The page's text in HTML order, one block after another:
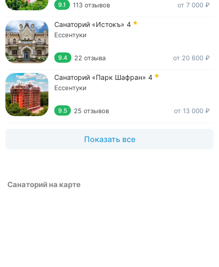
9.1 113 отзывов от 7 000 ₽
Санаторий «Истокъ» 4
Ессентуки
9.4 22 отзыва от 20 600 ₽
Санаторий «Парк Шафран» 4
Ессентуки
9.5 25 отзывов от 13 000 ₽
Показать все
Санаторий на карте